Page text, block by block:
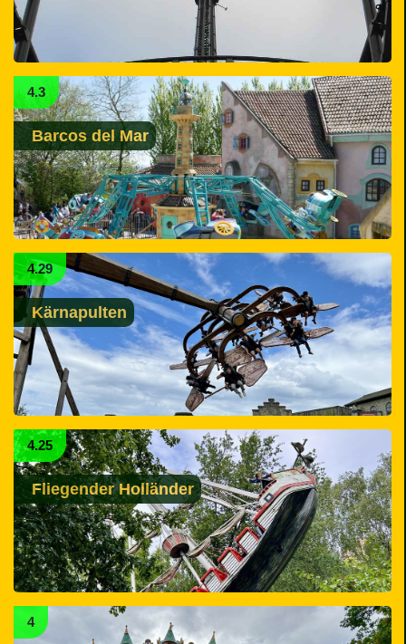
4.3
Barcos del Mar
4.29
Kärnapulten
4.25
Fliegender Holländer
4